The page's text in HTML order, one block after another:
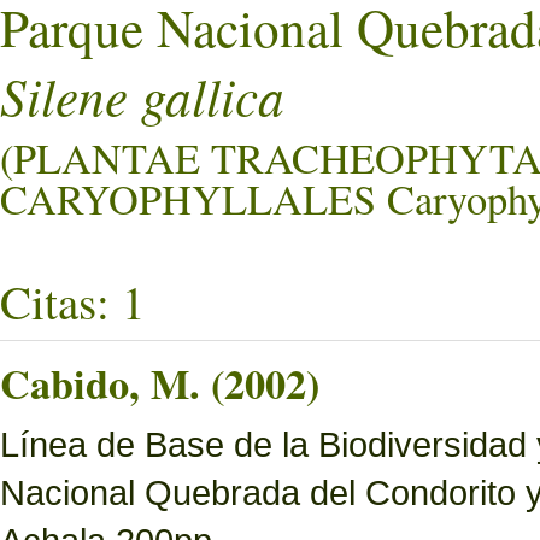
Parque Nacional
Silene gallica
(PLANTAE
CARYOPHYLLALES
Citas: 1
Cabido, M. (2002)
Línea de Base de la
Nacional Quebrada del Condorito